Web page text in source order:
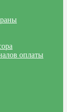
оплаты